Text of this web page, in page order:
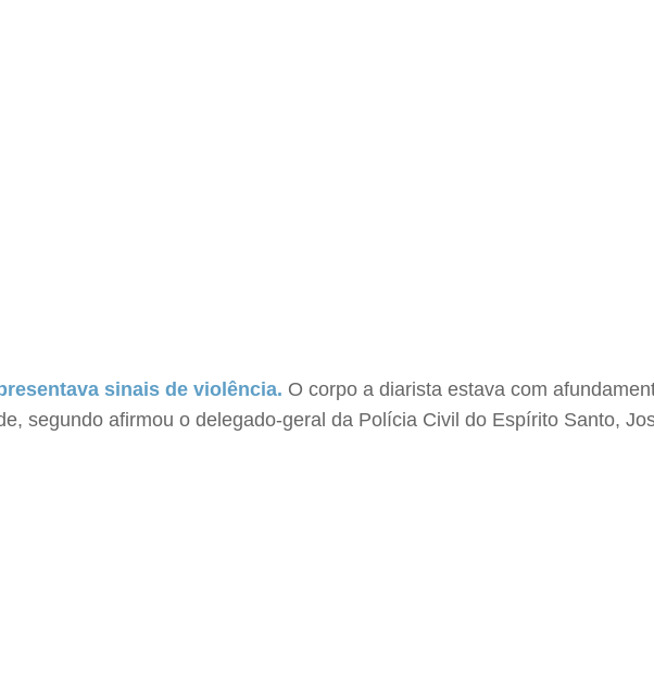
sinais de violência. O corpo a diarista estava com
segundo afirmou o delegado-geral da Polícia Civil do Espírito Santo,